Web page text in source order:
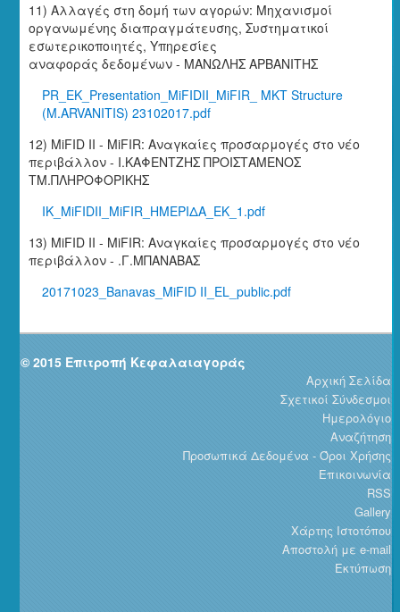
11) Αλλαγές στη δομή των αγορών: Mηχανισμοί
οργανωμένης διαπραγμάτευσης, Συστηματικοί
εσωτερικοποιητές, Υπηρεσίες
αναφοράς δεδομένων - ΜΑΝΩΛΗΣ ΑΡΒΑΝΙΤΗΣ
PR_EK_Presentation_MiFIDII_MiFIR_ MKT Structure
(M.ARVANITIS) 23102017.pdf
12) MiFID II - MiFIR: Αναγκαίες προσαρμογές στο νέο
περιβάλλον - Ι.ΚΑΦΕΝΤΖΗΣ ΠΡΟΙΣΤΑΜΕΝΟΣ
ΤΜ.ΠΛΗΡΟΦΟΡΙΚΗΣ
IK_MiFIDII_MiFIR_ΗΜΕΡΙΔΑ_ΕΚ_1.pdf
13) MiFID II - MiFIR: Αναγκαίες προσαρμογές στο νέο
περιβάλλον - .Γ.ΜΠΑΝΑΒΑΣ
20171023_Banavas_MiFID II_EL_public.pdf
© 2015 Επιτροπή Κεφαλαιαγοράς
Αρχική Σελίδα
Σχετικοί Σύνδεσμοι
Ημερολόγιο
Αναζήτηση
Προσωπικά Δεδομένα - Όροι Χρήσης
Επικοινωνία
RSS
Gallery
Χάρτης Ιστοτόπου
Αποστολή με e-mail
Εκτύπωση